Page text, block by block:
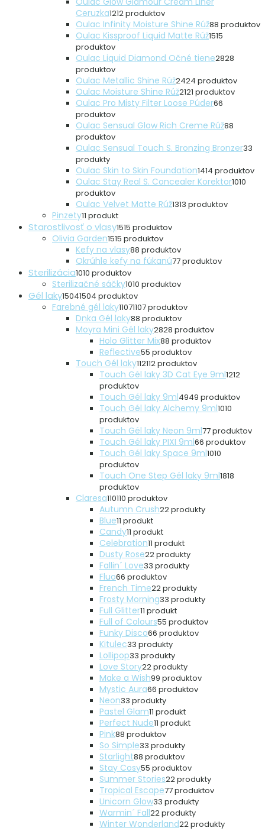
Ceruzka1212 produktov
Oulac Infinity Moisture Shine Rúž88 produktov
Oulac Kissproof Liquid Matte Rúž1515
produktov
Oulac Liquid Diamond Očné tiene2828
produktov
Oulac Metallic Shine Rúž2424 produktov
Oulac Moisture Shine Rúž2121 produktov
Oulac Pro Misty Filter Loose Púder66
produktov
Oulac Sensual Glow Rich Creme Rúž88
produktov
Oulac Sensual Touch S. Bronzing Bronzer33
produkty
Oulac Skin to Skin Foundation1414 produktov
Oulac Stay Real S. Concealer Korektor1010
produktov
Oulac Velvet Matte Rúž1313 produktov
Pinzety11 produkt
Starostlivosť o vlasy1515 produktov
Olivia Garden1515 produktov
Kefy na vlasy88 produktov
Okrúhle kefy na fúkanú77 produktov
Sterilizácia1010 produktov
Sterilizačné sáčky1010 produktov
Gél laky15041504 produktov
Farebné gél laky11071107 produktov
Dnka Gél laky88 produktov
Moyra Mini Gél laky2828 produktov
Holo Glitter Mix88 produktov
Reflective55 produktov
Touch Gél laky112112 produktov
Touch Gél laky 3D Cat Eye 9ml1212
produktov
Touch Gél laky 9ml4949 produktov
Touch Gél laky Alchemy 9ml1010
produktov
Touch Gél laky Neon 9ml77 produktov
Touch Gél laky PIXI 9ml66 produktov
Touch Gél laky Space 9ml1010
produktov
Touch One Step Gél laky 9ml1818
produktov
Claresa110110 produktov
Autumn Crush22 produkty
Blue11 produkt
Candy11 produkt
Celebration11 produkt
Dusty Rose22 produkty
Fallin´ Love33 produkty
Fluo66 produktov
French Time22 produkty
Frosty Morning33 produkty
Full Glitter11 produkt
Full of Colours55 produktov
Funky Disco66 produktov
Kitulec33 produkty
Lollipop33 produkty
Love Story22 produkty
Make a Wish99 produktov
Mystic Aura66 produktov
Neon33 produkty
Pastel Glam11 produkt
Perfect Nude11 produkt
Pink88 produktov
So Simple33 produkty
Starlight88 produktov
Stay Cosy55 produktov
Summer Stories22 produkty
Tropical Escape77 produktov
Unicorn Glow33 produkty
Warmin´ Fall22 produkty
Winter Wonderland22 produkty